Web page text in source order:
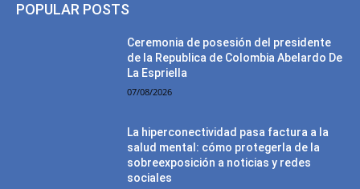
POPULAR POSTS
Ceremonia de posesión del presidente
de la Republica de Colombia Abelardo De
La Espriella
07/08/2026
La hiperconectividad pasa factura a la
salud mental: cómo protegerla de la
sobreexposición a noticias y redes
sociales